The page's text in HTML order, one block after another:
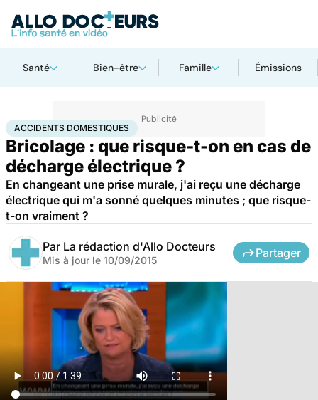
Santé Bien-être Famille Émissions
AccueilSanté Accidents domestiques
ACCIDENTS DOMESTIQUES
Bricolage : que risque-t-on en cas de
décharge électrique ?
En changeant une prise murale, j'ai reçu une décharge
électrique qui m'a sonné quelques minutes ; que risque-
t-on vraiment ?
Par La rédaction d'Allo Docteurs
Mis à jour le 10/09/2015
Partager